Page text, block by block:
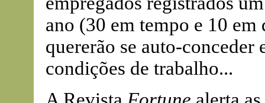
ano (30 em tempo e 10
quererão se auto-conceder
condições de trabalho...